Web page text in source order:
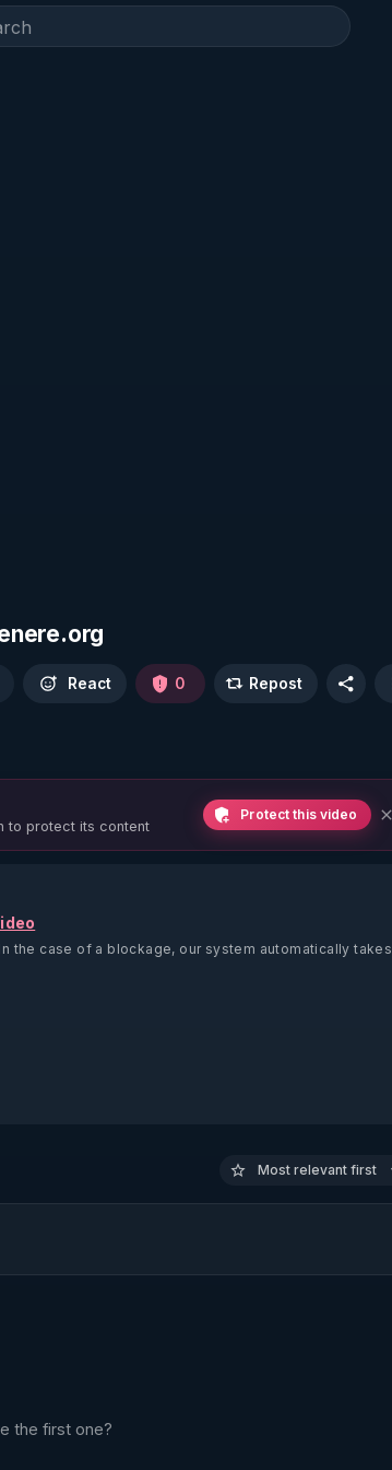
React 0 Repost
to protect its content
Protect this video
In the case of a blockage, our system automatically takes
Most relevant first
the first one?